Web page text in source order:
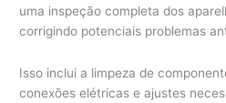
uma inspeção completa dos
corrigindo potenciais problemas
Isso inclui a limpeza de
conexões elétricas e ajustes